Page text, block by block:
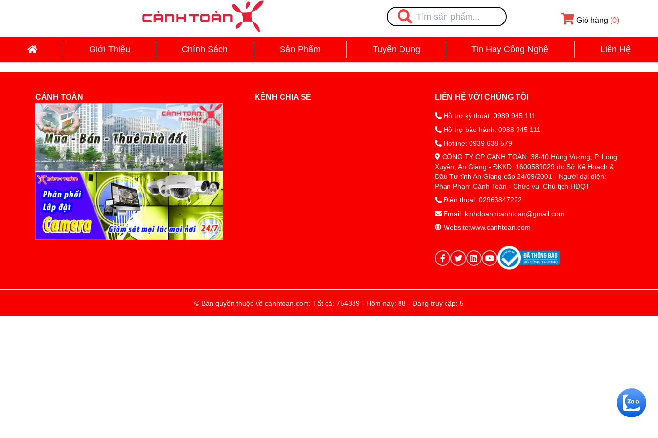
Giỏ hàng (0)
Giới Thiệu Chính Sách Sản Phẩm Tuyển Dụng Tin Hay Công Nghệ Liên Hệ
CẢNH TOÀN KÊNH CHIA SẺ LIÊN HỆ VỚI CHÚNG TÔI
Hỗ trợ kỹ thuật: 0989 945 111
Hỗ trợ bảo hành: 0988 945 111
Hotline: 0939 638 579
CÔNG TY CP CẢNH TOÀN: 38-40 Hùng Vương, P. Long
Xuyên, An Giang - ĐKKD: 1600589029 do Sở Kế Hoạch &
Đầu Tư tỉnh An Giang cấp 24/09/2001 - Người đại diện:
Phan Phạm Cảnh Toàn - Chức vụ: Chủ tịch HĐQT
Điện thoại: 02963847222
Email: kinhdoanhcanhtoan@gmail.com
Website:www.canhtoan.com
© Bản quyền thuộc về canhtoan.com: Tất cả: 754389 - Hôm nay: 88 - Đang truy cập: 5